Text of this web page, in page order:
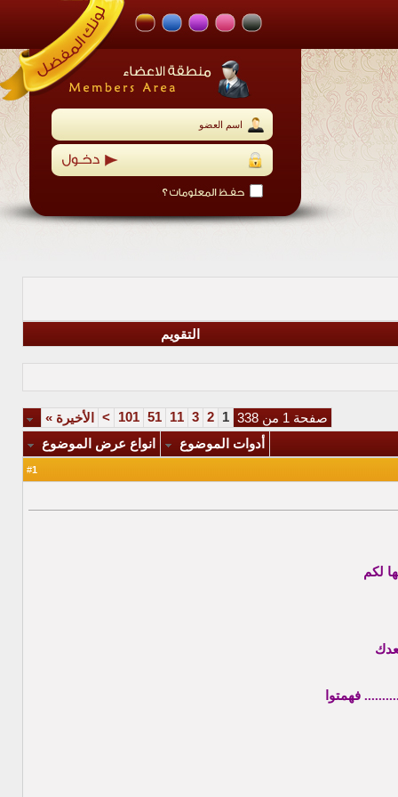
التقويم
صفحة 1 من 338 1
2
3
11
51
101
> الأخيرة »
أدوات الموضوع
انواع عرض الموضوع
1
لكم
فهمتوا